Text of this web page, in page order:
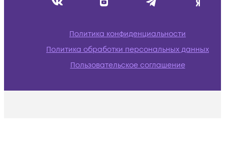
Политика конфиденциальности
Политика обработки персональных данных
Пользовательское соглашение